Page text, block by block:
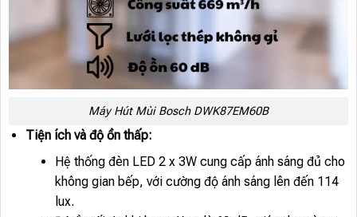
Máy Hút Mùi Bosch DWK87EM60B
Tiện ích và độ ồn thấp:
Hệ thống đèn LED 2 x 3W cung cấp ánh sáng đủ cho
không gian bếp, với cường độ ánh sáng lên đến 114
lux.